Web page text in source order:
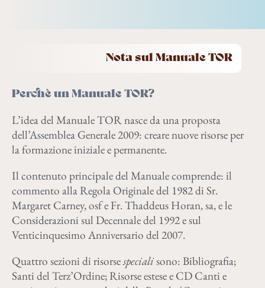
Nota sul Manuale TOR
Perchè un Manuale TOR?
L’idea del Manuale TOR nasce da una proposta
dell’Assemblea Generale 2009: creare nuove risorse per
la formazione iniziale e permanente.
Il contenuto principale del Manuale comprende: il
commento alla Regola Originale del 1982 di Sr.
Margaret Carney, osf e Fr. Thaddeus Horan, sa, e le
Considerazioni sul Decennale del 1992 e sul
Venticinquesimo Anniversario del 2007.
Quattro sezioni di risorsespecialisono: Bibliografia;
Santi del Terz’Ordine; Risorse estese e CD Canti e